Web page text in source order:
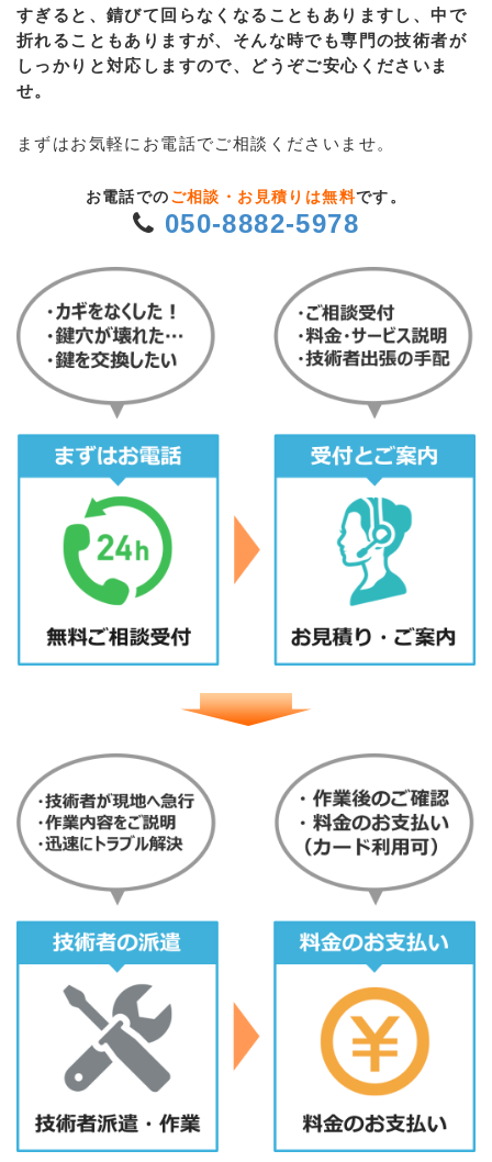
すぎると、錆びて回らなくなることもありますし、中で
折れることもありますが、そんな時でも専門の技術者が
しっかりと対応しますので、どうぞご安心くださいま
せ。
まずはお気軽にお電話でご相談くださいませ。
お電話での ご相談・お見積りは無料です。
050-8882-5978